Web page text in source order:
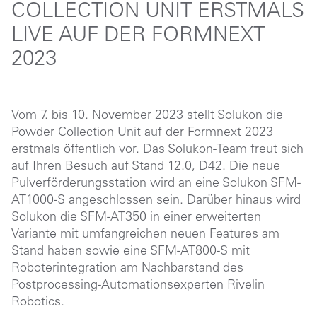
COLLECTION UNIT ERSTMALS
LIVE AUF DER FORMNEXT
2023
Vom 7. bis 10. November 2023 stellt Solukon die
Powder Collection Unit auf der Formnext 2023
erstmals öffentlich vor. Das Solukon-Team freut sich
auf Ihren Besuch auf Stand 12.0, D42. Die neue
Pulverförderungsstation wird an eine Solukon SFM-
AT1000-S angeschlossen sein. Darüber hinaus wird
Solukon die SFM-AT350 in einer erweiterten
Variante mit umfangreichen neuen Features am
Stand haben sowie eine SFM-AT800-S mit
Roboterintegration am Nachbarstand des
Postprocessing-Automationsexperten Rivelin
Robotics.